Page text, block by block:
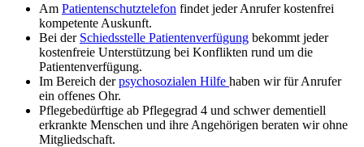
Am Patientenschutztelefon findet jeder Anrufer kostenfrei
kompetente Auskunft.
Bei der Schiedsstelle Patientenverfügung bekommt jeder
kostenfreie Unterstützung bei Konflikten rund um die
Patientenverfügung.
Im Bereich derpsychosozialen Hilfe haben wir für Anrufer
ein offenes Ohr.
Pflegebedürftige ab Pflegegrad 4 und schwer dementiell
erkrankte Menschen und ihre Angehörigen beraten wir ohne
Mitgliedschaft.